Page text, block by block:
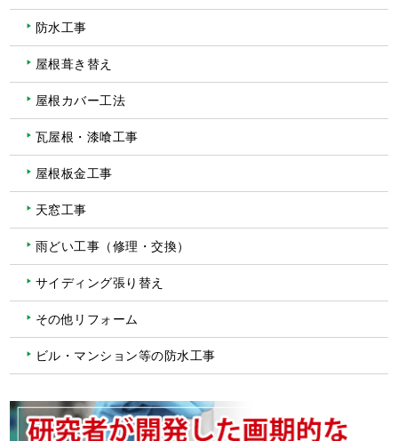
防水工事
屋根葺き替え
屋根カバー工法
瓦屋根・漆喰工事
屋根板金工事
天窓工事
雨どい工事（修理・交換）
サイディング張り替え
その他リフォーム
ビル・マンション等の防水工事